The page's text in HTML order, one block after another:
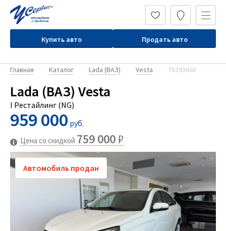
Купить авто Продать авто
Главная Каталог Lada (ВАЗ) Vesta 78393668
Lada (ВАЗ) Vesta
I Рестайлинг (NG)
959 000 руб.
Цена со скидкой 759 000₽